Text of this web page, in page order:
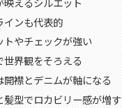
インも代表的
トやチェックが強い
世界観をそろえる
開襟とデニムが軸になる
髪型でロカビリー感が増す